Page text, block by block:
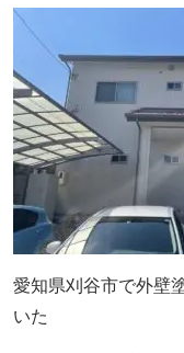
愛知県刈谷市で外壁
いた